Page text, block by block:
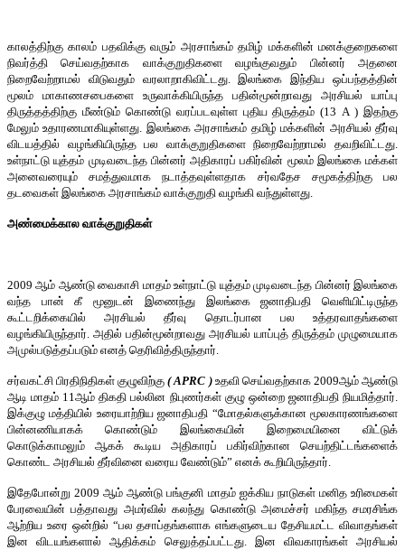
காலத்திற்கு காலம் பதவிக்கு வரும் அரசாங்கம் தமிழ் மக்களின் மனக்குறைகளை
நிவர்த்தி செய்வதற்காக வாக்குறுதிகளை வழங்குவதும் பின்னர் அதனை
நிறைவேற்றாமல் விடுவதும் வரலாறாகிவிட்டது. இலங்கை இந்திய ஒப்பந்தத்தின்
மூலம் மாகாணசபைகளை உருவாக்கியிருந்த பதின்மூன்றாவது அரசியல் யாப்பு
திருத்தத்திற்கு மீண்டும் கொண்டு வரப்படவுள்ள புதிய திருத்தம் (13 A ) இதற்கு
மேலும் உதாரணமாகியுள்ளது. இலங்கை அரசாங்கம் தமிழ் மக்களின் அரசியல் தீர்வு
விடயத்தில் வழங்கியிருந்த பல வாக்குறுதிகளை நிறைவேற்றாமல் தவறிவிட்டது.
உள்நாட்டு யுத்தம் முடிவடைந்த பின்னர் அதிகாரப் பகிர்வின் மூலம் இலங்கை மக்கள்
அனைவரையும் சமத்துவமாக நடாத்தவுள்ளதாக சர்வதேச சமூகத்திற்கு பல
தடவைகள் இலங்கை அரசாங்கம் வாக்குறுதி வழங்கி வந்துள்ளது.
அண்மைக்கால வாக்குறுதிகள்
2009 ஆம் ஆண்டு வைகாசி மாதம் உள்நாட்டு யுத்தம் முடிவடைந்த பின்னர் இலங்கை
வந்த பான் கீ மூனுடன் இணைந்து இலங்கை ஜனாதிபதி வெளியிட்டிருந்த
கூட்டறிக்கையில் அரசியல் தீர்வு தொடர்பான பல உத்தரவாதங்களை
வழங்கியிருந்தார். அதில் பதின்மூன்றாவது அரசியல் யாப்புத் திருத்தம் முழுமையாக
அமுல்படுத்தப்படும் எனத் தெரிவித்திருந்தார்.
சர்வகட்சி பிரதிநிதிகள் குழுவிற்கு( APRC ) உதவி செய்வதற்காக 2009ஆம் ஆண்டு
ஆடி மாதம் 11ஆம் திகதி பல்லின நிபுணர்கள் குழு ஒன்றை ஜனாதிபதி நியமித்தார்.
இக்குழு மத்தியில் உரையாற்றிய ஜனாதிபதி “மோதல்களுக்கான மூலகாரணங்களை
பின்னணியாகக் கொண்டும் இலங்கையின் இறைமையினை விட்டுக்
கொடுக்காமலும் ஆகக் கூடிய அதிகாரப் பகிர்விற்கான செயற்திட்டங்களைக்
கொண்ட அரசியல் தீர்வினை வரைய வேண்டும்” எனக் கூறியிருந்தார்.
இதேபோன்று 2009 ஆம் ஆண்டு பங்குனி மாதம் ஐக்கிய நாடுகள் மனித உரிமைகள்
பேரவையின் பத்தாவது அமர்வில் கலந்து கொண்டு அமைச்சர் மகிந்த சமரசிங்க
ஆற்றிய உரை ஒன்றில் “பல தசாப்தங்களாக எங்களுடைய தேசியமட்ட விவாதங்கள்
இன விடயங்களால் ஆதிக்கம் செலுத்தப்பட்டது. இன விவகாரங்கள் அரசியல்